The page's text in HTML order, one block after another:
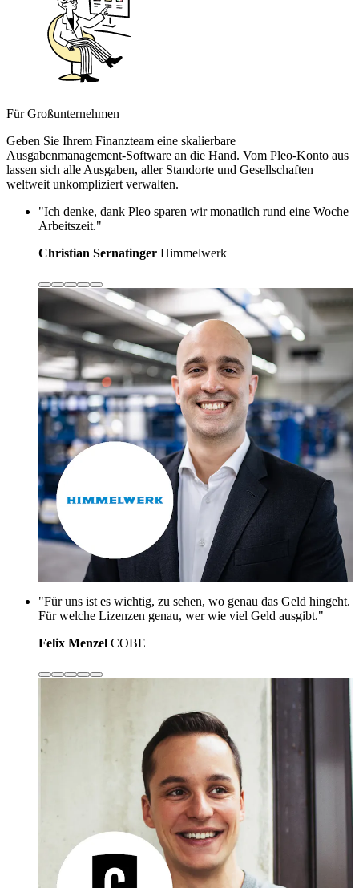
Für Großunternehmen
Geben Sie Ihrem Finanzteam eine skalierbare
Ausgabenmanagement-Software an die Hand. Vom Pleo-Konto aus
lassen sich alle Ausgaben, aller Standorte und Gesellschaften
weltweit unkompliziert verwalten.
"Ich denke, dank Pleo sparen wir monatlich rund eine Woche
Arbeitszeit."
Christian Sernatinger Himmelwerk
"Für uns ist es wichtig, zu sehen, wo genau das Geld hingeht.
Für welche Lizenzen genau, wer wie viel Geld ausgibt."
Felix Menzel COBE